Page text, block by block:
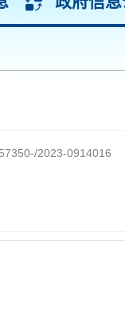
2023-0914016